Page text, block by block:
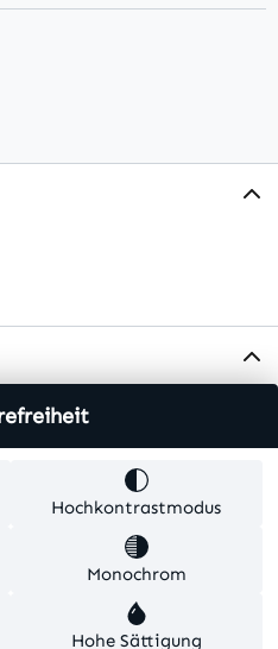
Mehrwertsteuer zzgl.
Artikelangaben sind
und ohne Gewähr.
Hochkontrastmodus
Monochrom
Hohe Sättigung